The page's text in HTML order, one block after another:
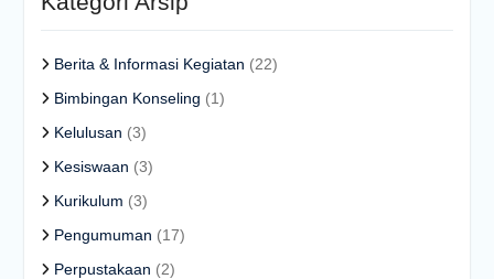
Berita & Informasi Kegiatan (22)
Bimbingan Konseling (1)
Kelulusan (3)
Kesiswaan (3)
Kurikulum (3)
Pengumuman (17)
Perpustakaan (2)